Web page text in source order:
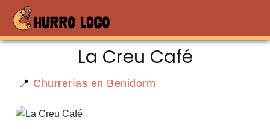
La Creu Café
📍 Churrerías en Benidorm